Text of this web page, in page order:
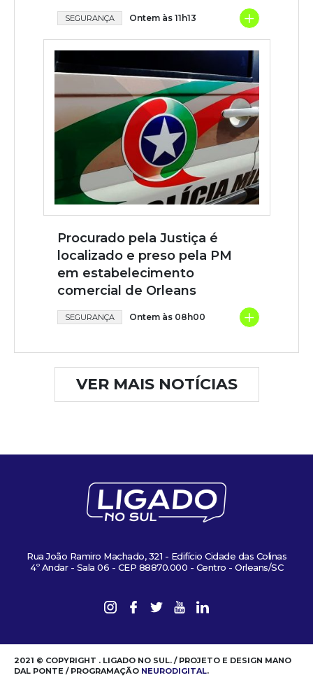
SEGURANÇA Ontem às 11h13 +
Procurado pela Justiça é
localizado e preso pela PM
em estabelecimento
comercial de Orleans
SEGURANÇA Ontem às 08h00 +
VER MAIS NOTÍCIAS
Rua João Ramiro Machado, 321 - Edifício Cidade das Colinas
4º Andar - Sala 06 - CEP 88870.000 - Centro - Orleans/SC
2021 © COPYRIGHT . LIGADO NO SUL. / PROJETO E DESIGN MANO
DAL PONTE / PROGRAMAÇÃO NEURODIGITAL.